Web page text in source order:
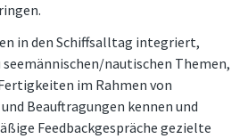
in den Schiffsalltag integriert,
nautischen Themen,
im Rahmen von
Beauftragungen kennen und
Feedbackgespräche gezielte